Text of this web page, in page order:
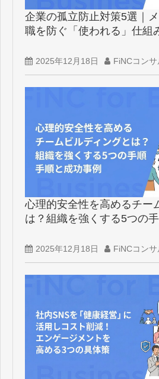
企業の孤立防止対策5選｜
職を防ぐ「使われる」仕組
2025年12月18日 FiNCコン
心理的安全性を高めるチー
は？組織を強くする5つの
2025年12月18日 FiNCコン